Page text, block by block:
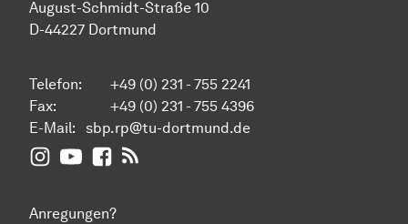
August-Schmidt-Straße 10
D-44227 Dortmund
Telefon: +49 (0) 231 - 755 2241
Fax: +49 (0) 231 - 755 4396
E-Mail: sbp.rp@tu-dortmund.de
Instagram
YoutubeFacebook
Anregungen?